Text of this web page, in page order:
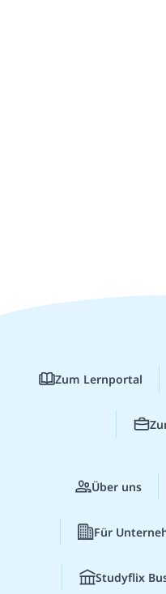
Zum Lernportal
Über uns
Für
Studyflix